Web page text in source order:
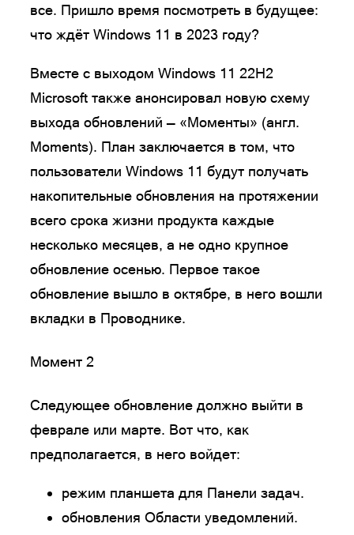
все. Пришло время посмотреть в будущее:
что ждёт Windows 11 в 2023 году?
Вместе с выходом Windows 11 22H2
Microsoft также анонсировал новую схему
выхода обновлений — «Моменты» (англ.
Moments). План заключается в том, что
пользователи Windows 11 будут получать
накопительные обновления на протяжении
всего срока жизни продукта каждые
несколько месяцев, а не одно крупное
обновление осенью. Первое такое
обновление вышло в октябре, в него вошли
вкладки в Проводнике.
Момент 2
Следующее обновление должно выйти в
феврале или марте. Вот что, как
предполагается, в него войдет:
режим планшета для Панели задач.
обновления Области уведомлений.